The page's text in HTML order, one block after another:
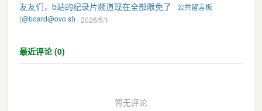
友友们，b站的纪录片频道现在全部限免了 公共留言板
(@board@ovo.st) · 2026/5/1
最近评论 (0)
暂无评论